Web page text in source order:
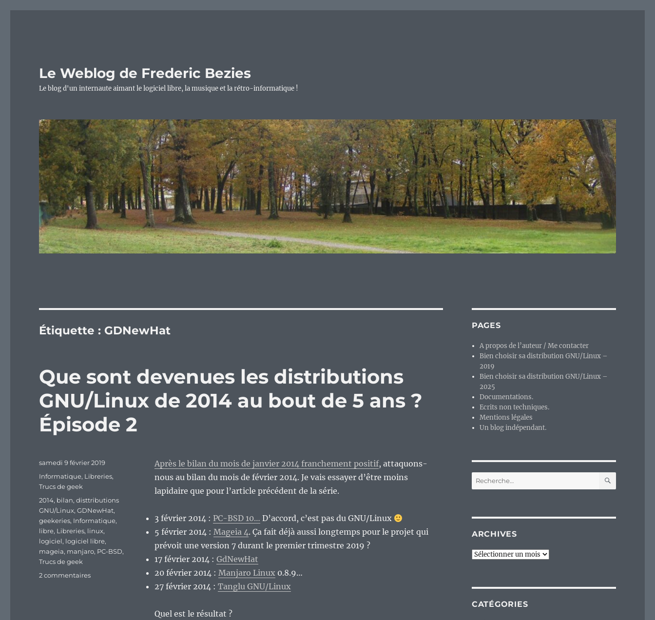
Le Weblog de Frederic Bezies
Le blog d'un internaute aimant le logiciel libre, la musique et la rétro-informatique !
Étiquette : GDNewHat
Que sont devenues les distributions
GNU/Linux de 2014 au bout de 5 ans ?
Épisode 2
Après le bilan du mois de janvier 2014 franchement positif, attaquons-
nous au bilan du mois de février 2014. Je vais essayer d’être moins
lapidaire que pour l’article précédent de la série.
3 février 2014 : PC-BSD 10… D’accord, c’est pas du GNU/Linux
5 février 2014 : Mageia 4. Ça fait déjà aussi longtemps pour le projet qui
prévoit une version 7 durant le premier trimestre 2019 ?
17 février 2014 : GdNewHat
20 février 2014 : Manjaro Linux0.8.9…
27 février 2014 : Tanglu GNU/Linux
Quel est le résultat ?
Publié
samedi 9 février 2019
Catégories
Informatique, Libreries,
Trucs de geek
Étiquettes
2014, bilan,disttributions
GNU/Linux,GDNewHat,
geekeries, Informatique,
libre, Libreries, linux,
logiciel, logiciel libre,
mageia, manjaro, PC-BSD,
Trucs de geek
2 commentairessur
PAGES
A propos de l’auteur / Me contacter
Bien choisir sa distribution GNU/Linux –
2019
Bien choisir sa distribution GNU/Linux –
2025
Documentations.
Ecrits non techniques.
Mentions légales
Un blog indépendant.
Recherche
pour :
ARCHIVES
Archives
CATÉGORIES